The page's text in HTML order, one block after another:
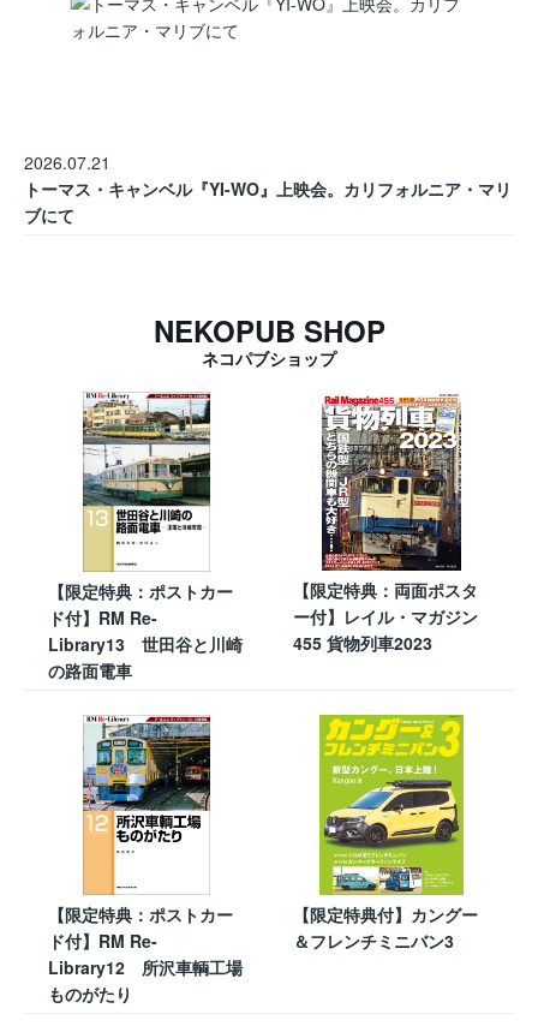
2026.07.21
トーマス・キャンベル『YI-WO』上映会。カリフォルニア・マリ
ブにて
NEKOPUB SHOP
ネコパブショップ
【限定特典：ポストカー
ド付】RM Re-
Library13 世田谷と川崎
の路面電車
【限定特典：両面ポスタ
ー付】レイル・マガジン
455 貨物列車2023
【限定特典：ポストカー
ド付】RM Re-
Library12 所沢車輌工場
ものがたり
【限定特典付】カングー
＆フレンチミニバン3